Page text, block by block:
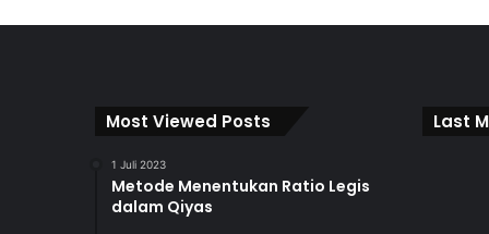
Most Viewed Posts
1 Juli 2023
Metode Menentukan Ratio Legis
dalam Qiyas
Last